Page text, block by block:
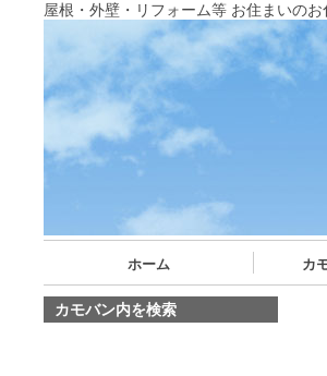
屋根・外壁・リフォーム等 お住まいの
ホーム カ
カモバン内を検索